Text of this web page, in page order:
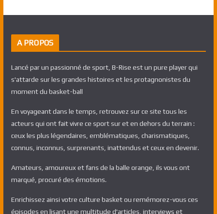
A PROPOS
Lancé par un passionné de sport, B-Rise est un pure player qui
s'attarde sur les grandes histoires et les protagnonistes du
moment du basket-ball
En voyageant dans le temps, retrouvez sur ce site tous les
acteurs qui ont fait vivre ce sport sur et en dehors du terrain :
ceux les plus légendaires, emblématiques, charismatiques,
connus, inconnus, surprenants, inattendus et ceux en devenir.
Amateurs, amoureux et fans de la balle orange, ils vous ont
marqué, procuré des émotions.
Enrichissez ainsi votre culture basket ou remémorez-vous ces
épisodes en lisant une multitude d'articles, interviews et